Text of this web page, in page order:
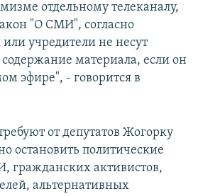
отдельному телеканалу,
"О СМИ", согласно
учредители не несут
содержание материала, если он
эфире", - говорится в
от депутатов Жогорку
остановить политические
гражданских активистов,
альтернативных